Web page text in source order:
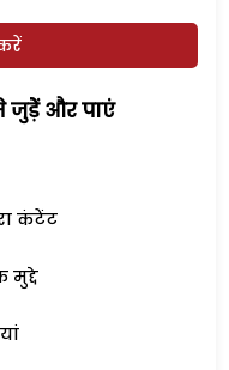
जुड़ेें और पाएं
कंटेंट
मुद्दे